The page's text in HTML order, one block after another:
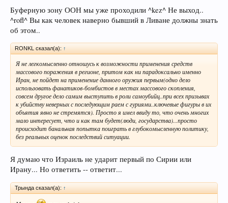
Буферную зону ООН мы уже проходили ^kez^ Не выход..
^rofl^ Вы как человек наверно бывший в Ливане должны знать
об этом..
RONKL сказал(а): ↑
Я не легкомысленно отношусь к возможности применения средств
массового поражения в регионе, притом как ни парадоксально именно
Иран, не пойдет на применение данного оружия первым(одно дело
использовать фанатиков-бомбистов в местах массового скопления,
совсем другое дело самим выступить в роли самоубийц..при всех призывах
к убийству неверных с последующим раем с гуриями..ключевые фигуры в их
объятия явно не стремятся). Просто я имел ввиду то, что очень многих
мало интересует, что и как там будет(люди, государства)...просто
происходит банальная попытка поиграть в глубокомысленную политику,
без реальных оценок последствий ситуации.
Я думаю что Израиль не ударит первый по Сирии или
Ирану... Но ответить -- ответит...
Трында сказал(а): ↑